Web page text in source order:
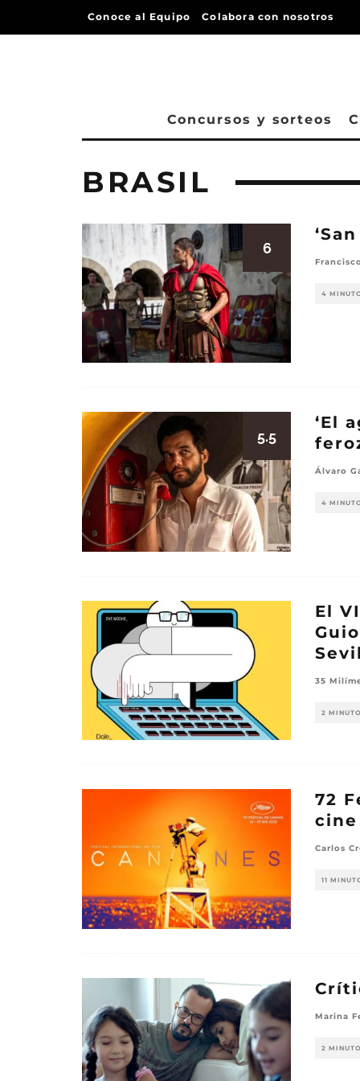
Conoce al Equipo Colabora con nosotros
Concursos y sorteos
BRASIL
6
4
5.5
‘El
Álvaro
4
El
35
2
72
cine
Carlos
11
Marina
2